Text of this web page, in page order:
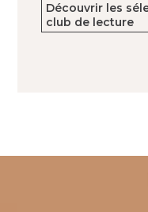
Découvrir les
club de lecture